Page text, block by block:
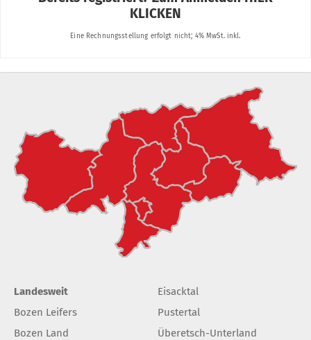
Landesweit
Bozen Leifers
Bozen Land
Eisacktal
Pustertal
Überetsch-Unterland